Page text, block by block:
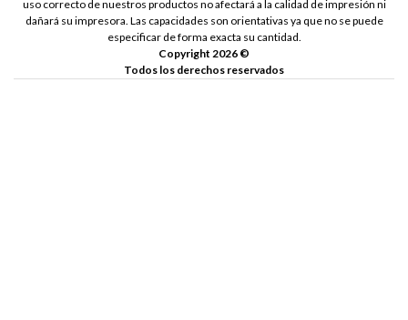
uso correcto de nuestros productos no afectará a la calidad de impresión ni
dañará su impresora. Las capacidades son orientativas ya que no se puede
especificar de forma exacta su cantidad.
Copyright 2026 ©
Todos los derechos reservados